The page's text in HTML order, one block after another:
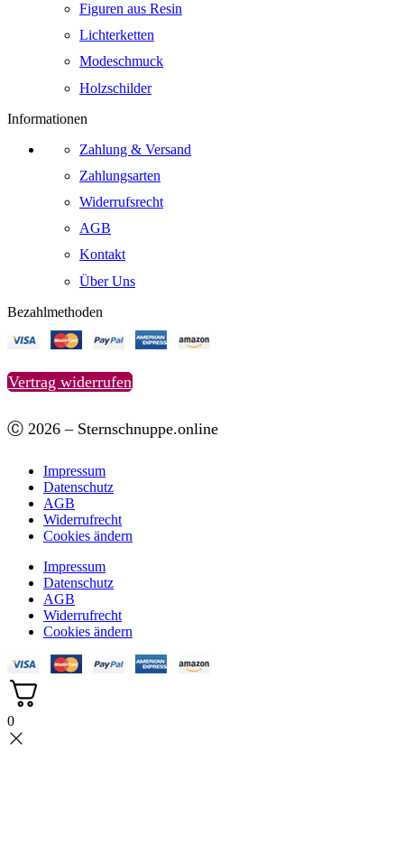
Figuren aus Resin
Lichterketten
Modeschmuck
Holzschilder
Informationen
Zahlung & Versand
Zahlungsarten
Widerrufsrecht
AGB
Kontakt
Über Uns
Bezahlmethoden
Vertrag widerrufen
Ⓒ 2026 – Sternschnuppe.online
Impressum
Datenschutz
AGB
Widerrufrecht
Cookies ändern
Impressum
Datenschutz
AGB
Widerrufrecht
Cookies ändern
0